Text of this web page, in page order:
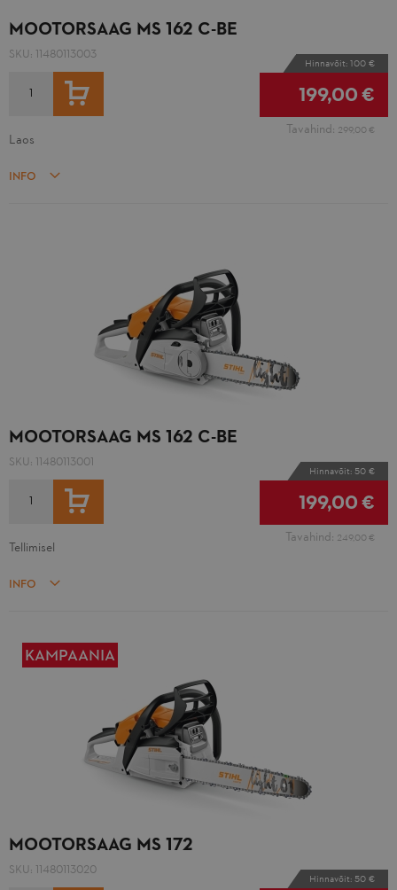
INFO
MOOTORSAAG MS 162 C-BE
SKU: 11480113003
Hinnavõit: 100 €
199,00 €
Tavahind: 299,00 €
LISA OSTUKORVI
Laos
INFO
MOOTORSAAG MS 162 C-BE
SKU: 11480113001
Hinnavõit: 50 €
199,00 €
Tavahind: 249,00 €
LISA OSTUKORVI
Tellimisel
KAMPAANIA
MOOTORSAAG MS 172
SKU: 11480113020
Hinnavõit: 50 €